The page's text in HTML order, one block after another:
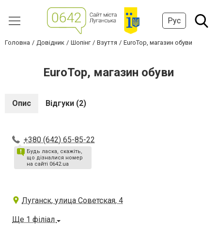
Рус
Головна Довідник Шопінг Взуття EuroTop, магазин обуви
EuroTop, магазин обуви
Опис Відгуки (2)
+380 (642) 65-85-22
Будь ласка, скажіть,
що дізналися номер
на сайті 0642.ua
Луганск, улица Советская, 4
Ще 1 філіал